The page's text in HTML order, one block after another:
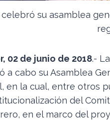
celebró su asamblea
02 de junio de 2018.-
a cabo su Asamblea
en la cual, entre otros
del
en el marco del